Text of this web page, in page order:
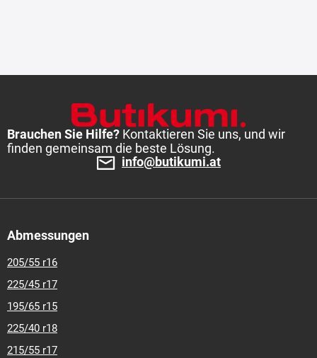
Brauchen Sie Hilfe? Kontaktieren Sie uns, und wir
finden gemeinsam die beste Lösung.
info@butikumi.at
Abmessungen
205/55 r16
225/45 r17
195/65 r15
225/40 r18
215/55 r17